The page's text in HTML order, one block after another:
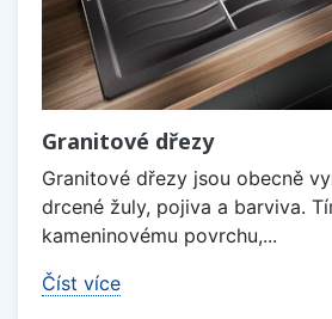
Granitové dřezy
Granitové dřezy jsou obecně
drcené žuly, pojiva a barviva.
kameninovému povrchu,...
Číst více